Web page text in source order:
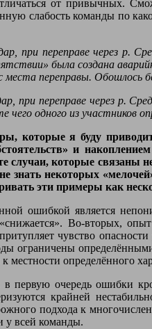
от привычных.
слабость команды по
при переправе через р.
была создана
места переправы. Обошлось
при переправе через р.
чего одного из участников
которые я буду
и
случаи, которые связаны
знать некоторых
эти примеры как
ошибкой является
Во-вторых,
чувство
ограничены
определённого
первую очередь ошибки
крайней
подхода к
у всей команды.